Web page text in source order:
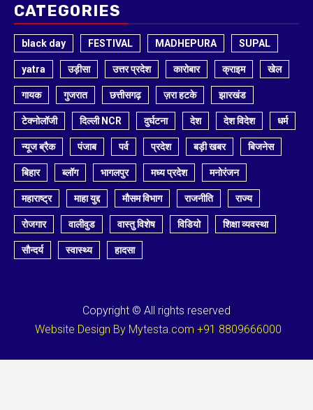
CATEGORIES
black day FESTIVAL MADHEPURA SUPAL
yatra उड़ीसा उत्तर प्रदेश कारोबार क्राइम खेल
गायक गुजरात छत्तीसगढ़ ज़रा हटके झारखंड
टेक्नोलॉजी दिल्ली NCR दुर्घटना देश देश विदेश धर्म
न्यूज ब्रैक पंजाब पर्व प्रदेश बड़ी खबर बिजनेस
बिहार ब्लॉग भागलपुर मध्य प्रदेश मनोरंजन
महाराष्ट्र माहा युद्द मौसम विभाग राजनीति राज्य
रोजगार वालीवुड वास्तु विशेष विडियो शिक्षा व्यवस्था
सौन्दर्य स्वास्थ्य हादसा
Copyright © All rights reserved
Website Design By Mytesta.com +91 8809666000